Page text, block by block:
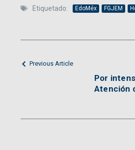
Etiquetado: EdoMéx FGJEM
Previous Article
Por
Atención